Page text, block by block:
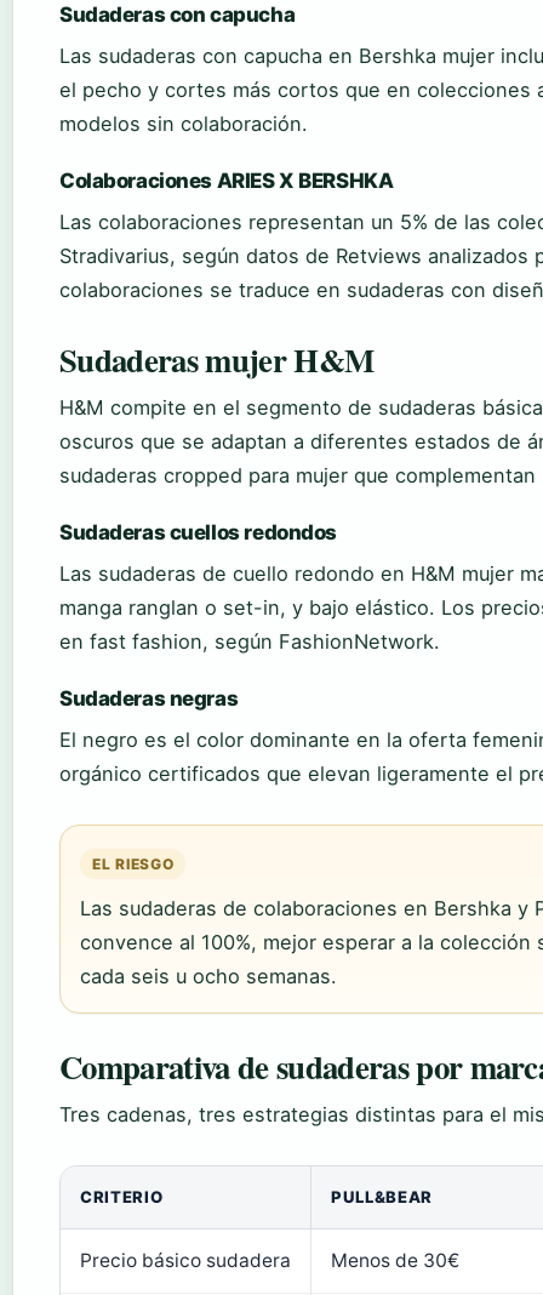
Sudaderas con capucha
Las sudaderas con capucha en Bershka mujer
el pecho y cortes más cortos que en
modelos sin colaboración.
Colaboraciones ARIES X BERSHKA
Las colaboraciones representan un 5% de las
Stradivarius, según datos de Retviews
colaboraciones se traduce en sudaderas con
Sudaderas mujer H&M
H&M compite en el segmento de sudaderas
oscuros que se adaptan a diferentes estados de
sudaderas cropped para mujer que
Sudaderas cuellos redondos
Las sudaderas de cuello redondo en H&M mujer
manga ranglan o set-in, y bajo elástico. Los
en fast fashion, según FashionNetwork.
Sudaderas negras
El negro es el color dominante en la oferta
orgánico certificados que elevan ligeramente el
EL RIESGO
Las sudaderas de colaboraciones en Bershka y
convence al 100%, mejor esperar a la
cada seis u ocho semanas.
Comparativa de sudaderas por
Tres cadenas, tres estrategias distintas para el
CRITERIO PULL&BEAR
Precio básico sudadera Menos de 30€